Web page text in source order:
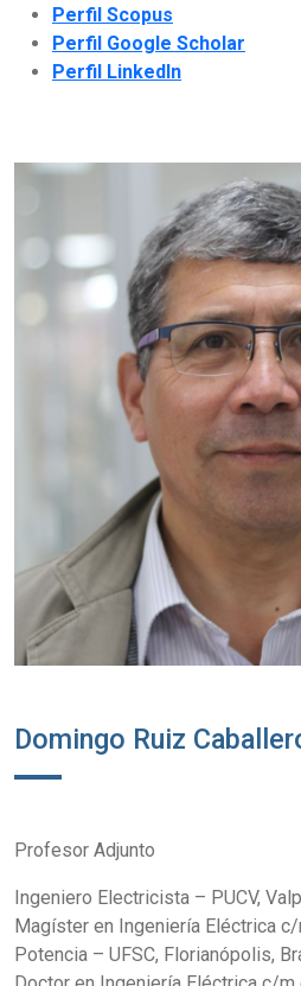
Perfil Scopus
Perfil Google Scholar
Perfil LinkedIn
Domingo Ruiz
Profesor Adjunto
Ingeniero Electricista – PUCV,
Magíster en Ingeniería Eléctrica
Potencia – UFSC, Florianópolis,